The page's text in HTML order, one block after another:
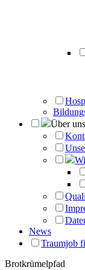
Über uns
News
Traumjob
Brotkrümelpfad